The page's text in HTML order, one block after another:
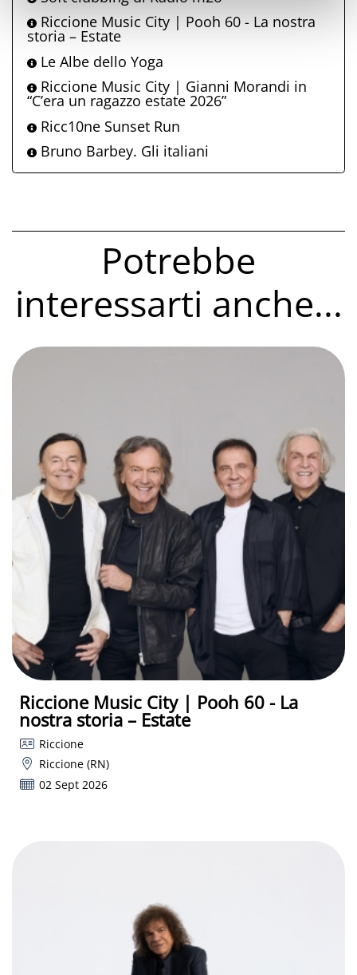
Riccione Music City | Pooh 60 - La nostra
storia – Estate
Le Albe dello Yoga
Riccione Music City | Gianni Morandi in
“C’era un ragazzo estate 2026”
Ricc10ne Sunset Run
Bruno Barbey. Gli italiani
Potrebbe
interessarti anche...
Riccione Music City | Pooh 60 - La
nostra storia – Estate
Riccione
Riccione (RN)
02 Sept 2026